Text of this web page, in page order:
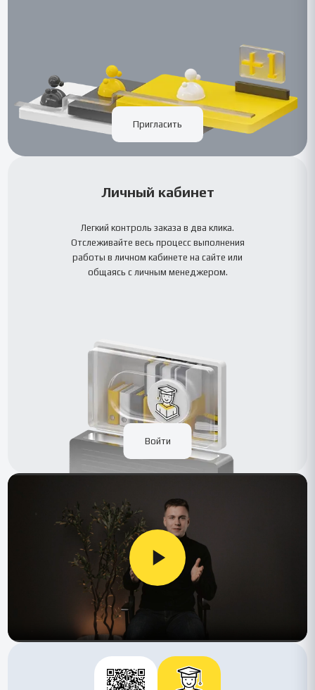
Пригласить
Личный кабинет
Легкий контроль заказа в два клика.
Отслеживайте весь процесс выполнения
работы в личном кабинете на сайте или
общаясь с личным менеджером.
Войти